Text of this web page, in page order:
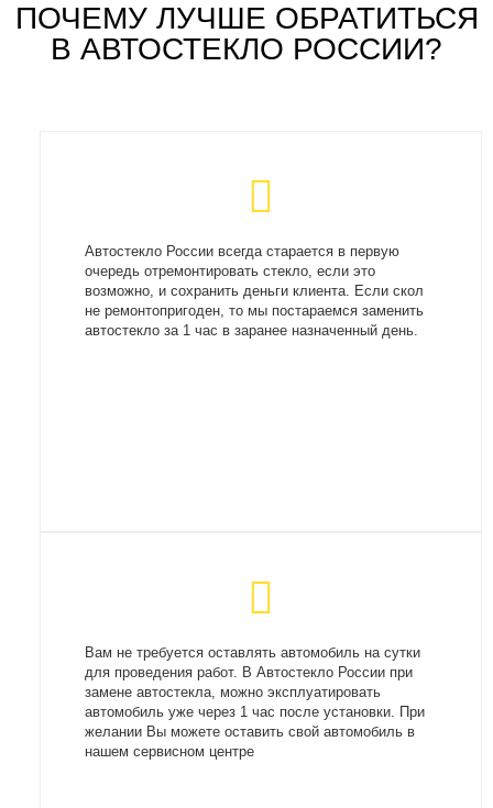
ПОЧЕМУ ЛУЧШЕ ОБРАТИТЬСЯ
В АВТОСТЕКЛО РОССИИ?
Автостекло России всегда старается в первую
очередь отремонтировать стекло, если это
возможно, и сохранить деньги клиента. Если скол
не ремонтопригоден, то мы постараемся заменить
автостекло за 1 час в заранее назначенный день.
Вам не требуется оставлять автомобиль на сутки
для проведения работ. В Автостекло России при
замене автостекла, можно эксплуатировать
автомобиль уже через 1 час после установки. При
желании Вы можете оставить свой автомобиль в
нашем сервисном центре